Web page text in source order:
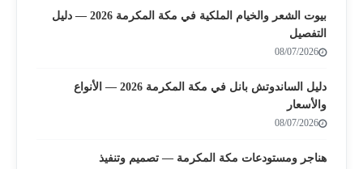
بيوت الشعر والخيام الملكية في مكة المكرمة 2026 — دليل
التفصيل
08/07/2026
دليل الساندوتش بانل في مكة المكرمة 2026 — الأنواع
والأسعار
08/07/2026
هناجر ومستودعات مكة المكرمة — تصميم وتنفيذ